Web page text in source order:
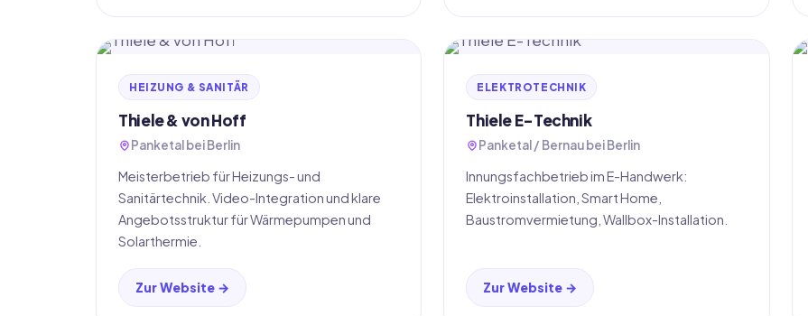
HEIZUNG & SANITÄR
Thiele & von Hoff
Panketal bei Berlin
Meisterbetrieb für Heizungs- und
Sanitärtechnik. Video-Integration und klare
Angebotsstruktur für Wärmepumpen und
Solarthermie.
Zur Website →
ELEKTROTECHNIK
Thiele E-Technik
Panketal / Bernau bei Berlin
Innungsfachbetrieb im E-Handwerk:
Elektroinstallation, Smart Home,
Baustromvermietung, Wallbox-Installation.
Zur Website →